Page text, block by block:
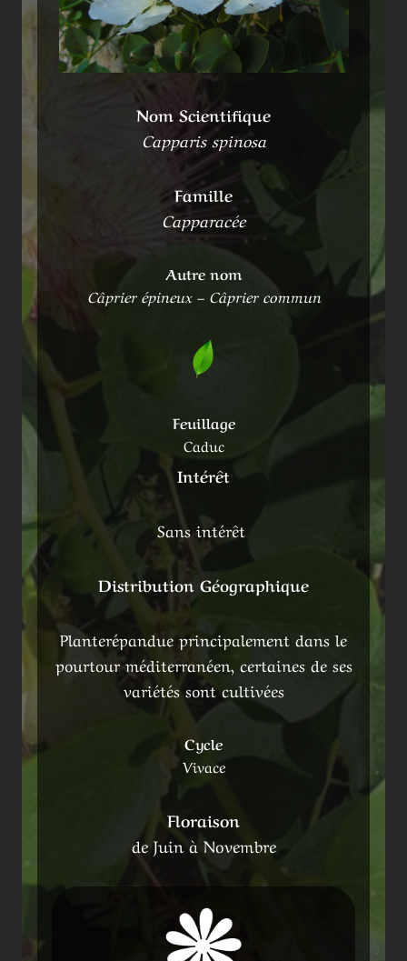
Nom Scientifique
Capparis spinosa
Famille
Capparacée
Autre nom
Câprier épineux – Câprier commun
Feuillage
Caduc
Intérêt
Sans intérêt
Distribution Géographique
Planterépandue principalement dans le
pourtour méditerranéen, certaines de ses
variétés sont cultivées
Cycle
Vivace
Floraison
de Juin à Novembre